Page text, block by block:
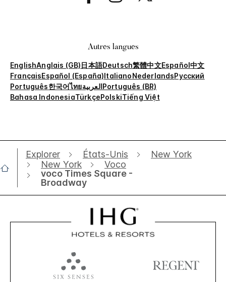
Autres langues
EnglishAnglais (GB)日本語Deutsch繁體中文Español中文
FrançaisEspañol (España)ItalianoNederlandsРусский
Português한국어ไทยالعربيةPortuguês (BR)
Bahasa IndonesiaTürkçePolskiTiếng Việt
Explorer États-Unis
New York
New York
Voco
voco Times Square -
Broadway